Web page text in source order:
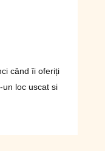
când îi oferiți
un loc uscat si